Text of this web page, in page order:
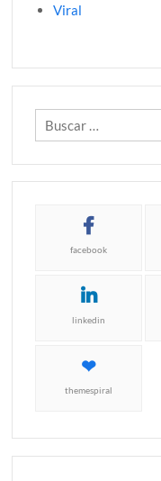
Viral
facebook
linkedin
themespiral